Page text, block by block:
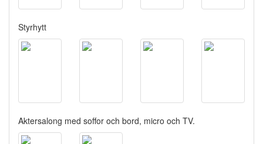
Styrhytt
Aktersalong med soffor och bord, micro och TV.